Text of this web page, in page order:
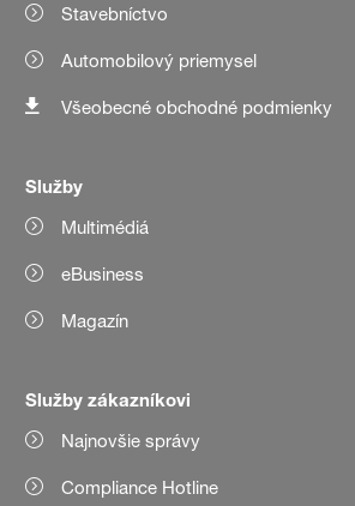
Stavebníctvo
Automobilový priemysel
Všeobecné obchodné podmienky
Služby
Multimédiá
eBusiness
Magazín
Služby zákazníkovi
Najnovšie správy
Compliance Hotline